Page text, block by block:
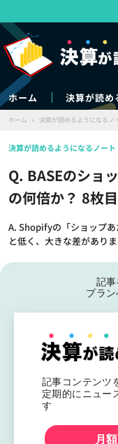
ホーム 決算が読め
ホーム › 決算が読めるようになるノ
Q. BASEのショ
の何倍か？ 8枚
A. Shopifyの「ショップ
と低く、大きな差がありま
決算が読めるようになるノート
記
プラ
記事コンテンツ
定期的にニュー
す
月